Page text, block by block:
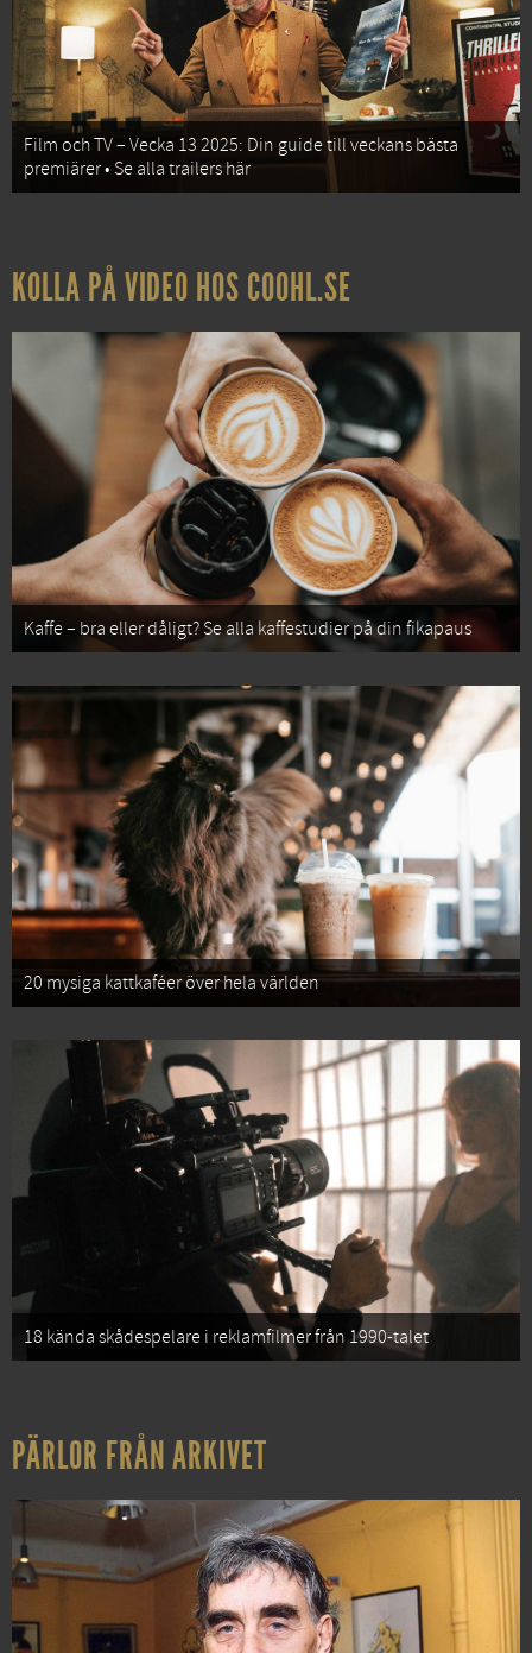
Film och TV – Vecka 13 2025: Din guide till veckans bästa
premiärer • Se alla trailers här
KOLLA PÅ VIDEO HOS COOHL.SE
Kaffe – bra eller dåligt? Se alla kaffestudier på din fikapaus
20 mysiga kattkaféer över hela världen
18 kända skådespelare i reklamfilmer från 1990-talet
PÄRLOR FRÅN ARKIVET